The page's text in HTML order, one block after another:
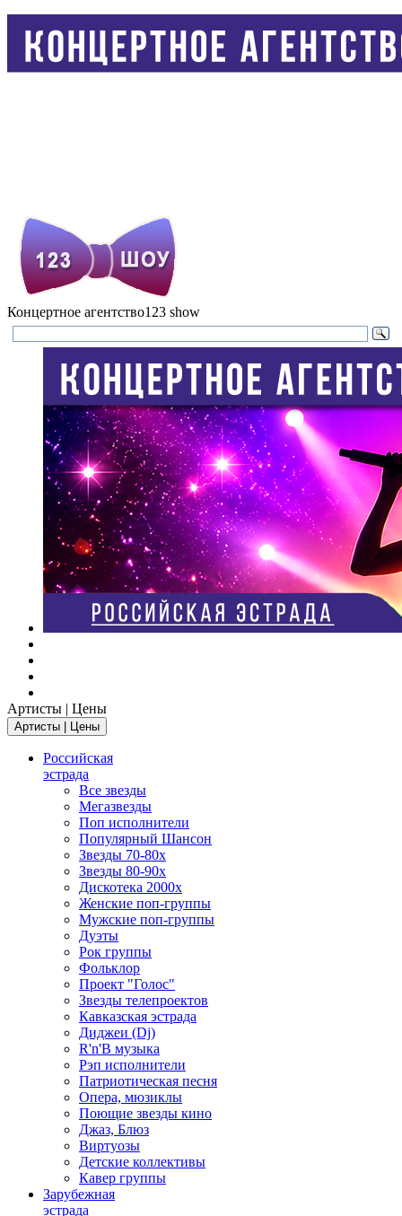
Концертное агентство123 show
Артисты | Цены
Артисты | Цены
Российская
эстрада
Все звезды
Мегазвезды
Поп исполнители
Популярный Шансон
Звезды 70-80х
Звезды 80-90х
Дискотека 2000х
Женские поп-группы
Мужские поп-группы
Дуэты
Рок группы
Фольклор
Проект "Голос"
Звезды телепроектов
Кавказская эстрада
Диджеи (Dj)
R'n'B музыка
Рэп исполнители
Патриотическая песня
Опера, мюзиклы
Поющие звезды кино
Джаз, Блюз
Виртуозы
Детские коллективы
Кавер группы
Зарубежная
эстрада